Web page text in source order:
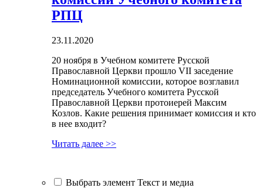
РПЦ
23.11.2020
20 ноября в Учебном комитете Русской
Православной Церкви прошло VII заседение
Номинационной комиссии, которое возглавил
председатель Учебного комитета Русской
Православной Церкви протоиерей Максим
Козлов. Какие решения принимает комиссия и кто
в нее входит?
Читать далее >>
Выбрать элемент Текст и медиа